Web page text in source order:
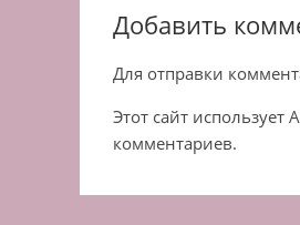
Добавить
Для отправки
Этот сайт
комментариев.